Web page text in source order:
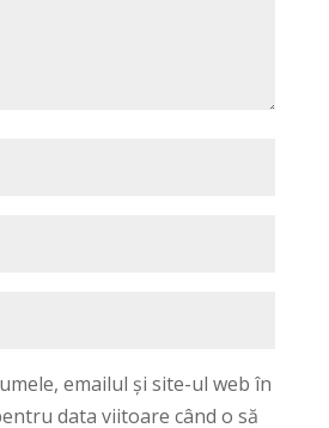
emailul și site-ul web în
data viitoare când o să